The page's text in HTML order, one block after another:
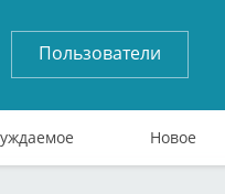
Пользователи
Новое